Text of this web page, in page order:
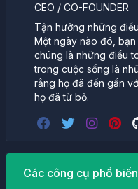
CEO / CO-FOUNDER
Tận hưởng những
Một ngày nào đó,
chúng là những điều
trong cuộc sống là
rằng họ đã đến gần
họ đã từ bỏ.
Các công cụ phổ biến